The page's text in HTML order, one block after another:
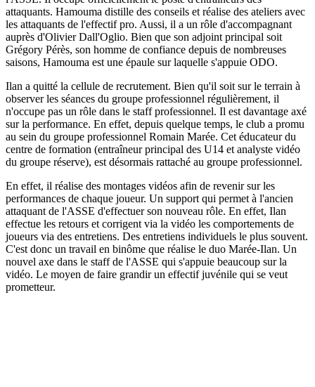
attaquants. Hamouma distille des conseils et réalise des ateliers avec
les attaquants de l'effectif pro. Aussi, il a un rôle d'accompagnant
auprès d'Olivier Dall'Oglio. Bien que son adjoint principal soit
Grégory Pérès, son homme de confiance depuis de nombreuses
saisons, Hamouma est une épaule sur laquelle s'appuie ODO.
Ilan a quitté la cellule de recrutement. Bien qu'il soit sur le terrain à
observer les séances du groupe professionnel régulièrement, il
n'occupe pas un rôle dans le staff professionnel. Il est davantage axé
sur la performance. En effet, depuis quelque temps, le club a promu
au sein du groupe professionnel Romain Marée. Cet éducateur du
centre de formation (entraîneur principal des U14 et analyste vidéo
du groupe réserve), est désormais rattaché au groupe professionnel.
En effet, il réalise des montages vidéos afin de revenir sur les
performances de chaque joueur. Un support qui permet à l'ancien
attaquant de l'ASSE d'effectuer son nouveau rôle. En effet, Ilan
effectue les retours et corrigent via la vidéo les comportements de
joueurs via des entretiens. Des entretiens individuels le plus souvent.
C'est donc un travail en binôme que réalise le duo Marée-Ilan. Un
nouvel axe dans le staff de l'ASSE qui s'appuie beaucoup sur la
vidéo. Le moyen de faire grandir un effectif juvénile qui se veut
prometteur.